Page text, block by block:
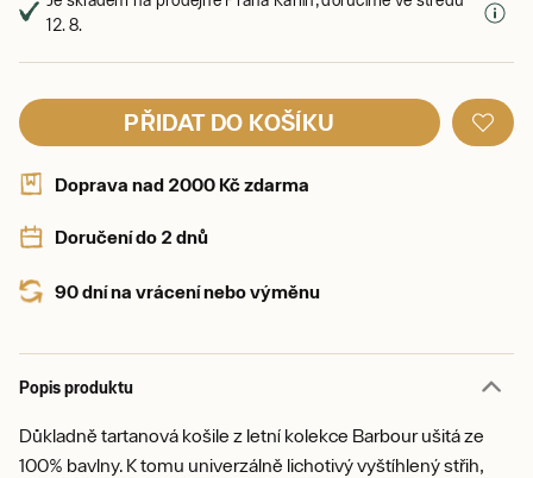
12. 8.
PŘIDAT DO KOŠÍKU
Doprava nad 2000 Kč zdarma
Doručení do 2 dnů
90 dní na vrácení nebo výměnu
Popis produktu
Důkladně tartanová košile z letní kolekce Barbour ušitá ze
100% bavlny. K tomu univerzálně lichotivý vyštíhlený střih,